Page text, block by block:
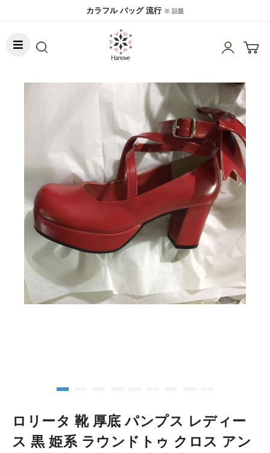
カラフル バッグ 流行 ※ 話題
ロリータ 靴 厚底 パンプス レディー
ス 黒 姫系 ラウンドトゥ クロス アン